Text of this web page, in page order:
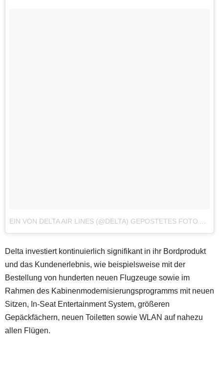
EIN VON DELTA AIR LINES (@DELTA) GEPOSTETES FOTO
Delta investiert kontinuierlich signifikant in ihr Bordprodukt
und das Kundenerlebnis, wie beispielsweise mit der
Bestellung von hunderten neuen Flugzeuge sowie im
Rahmen des Kabinenmodernisierungsprogramms mit neuen
Sitzen, In-Seat Entertainment System, größeren
Gepäckfächern, neuen Toiletten sowie WLAN auf nahezu
allen Flügen.